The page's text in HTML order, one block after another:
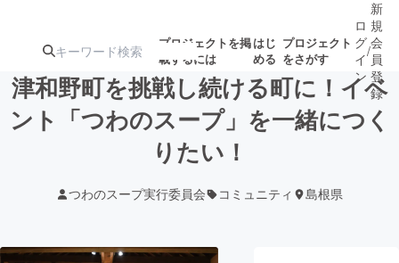
プロジェクトを掲
載するには
はじ
める
プロジェクト
をさがす
注目の新着プロ 募集終了が近いプ
ロ
グ
イ
ン
/
新
規
会
員
登
録
津和野町を挑戦し続ける町に！イベ
ント「つわのスープ」を一緒につく
りたい！
つわのスープ実行委員会 コミュニティ 島根県